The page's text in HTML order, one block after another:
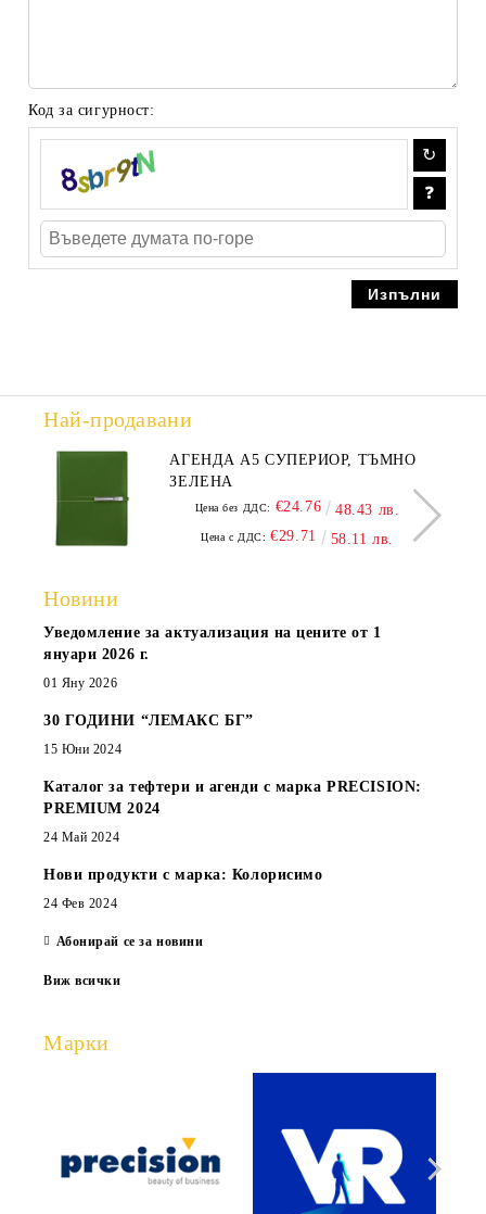
Код за сигурност:
Най-продавани
АГЕНДА А5 СУПЕРИОР, ТЪМНО
ЗЕЛЕНА
Цена без ДДС: €24.76 48.43 лв.
Цена с ДДС: €29.71 58.11 лв.
Новини
Уведомление за актуализация на цените от 1
януари 2026 г.
01 Яну 2026
30 ГОДИНИ “ЛЕМАКС БГ”
15 Юни 2024
Каталог за тефтери и агенди с марка PRECISION:
PREMIUM 2024
24 Май 2024
Нови продукти с марка: Колорисимо
24 Фев 2024
Абонирай се за новини
Виж всички
Марки